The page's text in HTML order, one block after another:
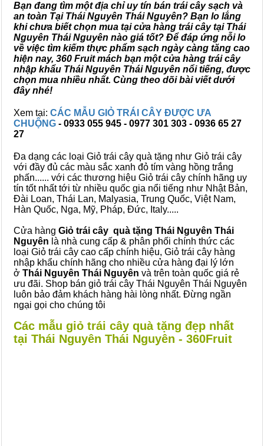
Bạn đang tìm một địa chỉ uy tín bán trái cây sạch và
an toàn Tại Thái Nguyên Thái Nguyên? Bạn lo lắng
khi chưa biết chọn mua tại cửa hàng trái cây tại Thái
Nguyên Thái Nguyên nào giá tốt? Để đáp ứng nỗi lo
về việc tìm kiếm thực phẩm sạch ngày càng tăng cao
hiện nay, 360 Fruit mách bạn một cửa hàng trái cây
nhập khẩu Thái Nguyên Thái Nguyên nổi tiếng, được
chọn mua nhiều nhất. Cùng theo dõi bài viết dưới
đây nhé!
Xem tại: CÁC MẪU GIỎ TRÁI CÂY ĐƯỢC ƯA
CHUỘNG - 0933 055 945 - 0977 301 303 - 0936 65 27
27
Đa dạng các loại Giỏ trái cây quà tặng như Giỏ trái cây
với đầy đủ các màu sắc xanh đỏ tím vàng hồng trắng
phấn...... với các thương hiệu Giỏ trái cây chính hãng uy
tín tốt nhất tới từ nhiều quốc gia nổi tiếng như Nhật Bản,
Đài Loan, Thái Lan, Malyasia, Trung Quốc, Việt Nam,
Hàn Quốc, Nga, Mỹ, Pháp, Đức, Italy.....
Cửa hàng Giỏ trái cây quà tặng Thái Nguyên Thái
Nguyên là nhà cung cấp & phân phối chính thức các
loại Giỏ trái cây cao cấp chính hiệu, Giỏ trái cây hàng
nhập khẩu chính hãng cho nhiều cửa hàng đại lý lớn
ở Thái Nguyên Thái Nguyên và trên toàn quốc giá rẻ
ưu đãi. Shop bán giỏ trái cây Thái Nguyên Thái Nguyên
luôn bảo đảm khách hàng hài lòng nhất. Đừng ngần
ngại gọi cho chúng tôi
Các mẫu giỏ trái cây quà tặng đẹp nhất
tại Thái Nguyên Thái Nguyên - 360Fruit